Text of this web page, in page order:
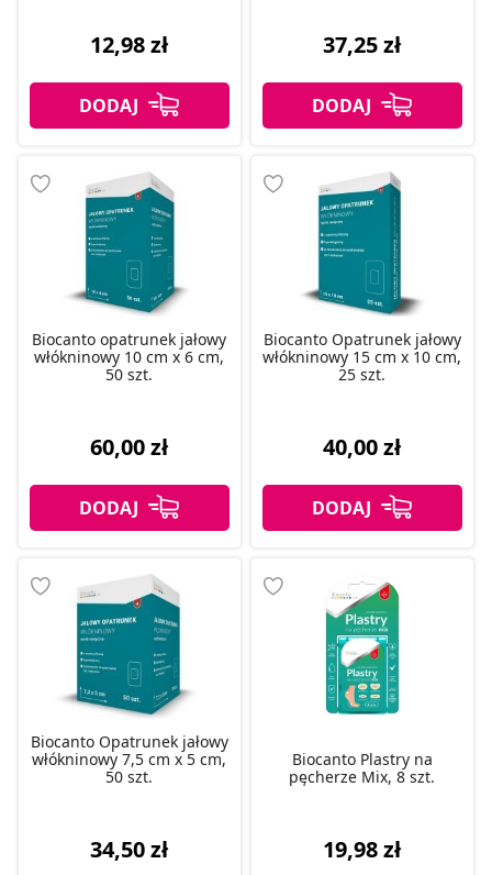
12,98 zł 37,25 zł
Biocanto opatrunek jałowy
włókninowy 10 cm x 6 cm,
50 szt.
60,00 zł
Biocanto Opatrunek jałowy
włókninowy 15 cm x 10 cm,
25 szt.
40,00 zł
Biocanto Opatrunek jałowy
włókninowy 7,5 cm x 5 cm,
50 szt.
34,50 zł
Biocanto Plastry na
pęcherze Mix, 8 szt.
19,98 zł